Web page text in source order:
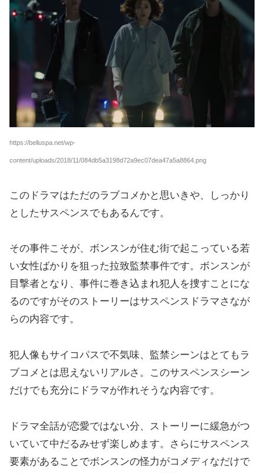
https://belluspa.net/wp-
content/uploads/2018/11/084db5a3198d72a9ec07dea47a5a8864.png
このドラマはただのラブコメかと思いきや、しっかり
としたサスペンスでもあるんです。
その事件こそが、ボンスンが住む街で起こっている若
い女性ばかりを狙った拉致監禁事件です。ボンスンが
目撃者となり、事件に巻き込まれ犯人を捜すことにな
るのですがそのストーリーはサスペンスドラマさなが
らの内容です。
犯人像もサイコパスで不気味、監禁シーンはとてもラ
ブコメとは思えないリアルさ。このサスペンスシーン
だけでも充分にドラマが作れそうな内容です。
ドラマ全話が恋愛ではない分、ストーリーに緩急がつ
いていて中だるみせず楽しめます。さらにサスペンス
要素があることでボンスンの怪力がコメディなだけで